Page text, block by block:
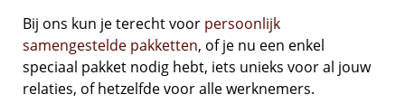
Bij ons kun je terecht voor persoonlijk
samengestelde pakketten, of je nu een enkel
speciaal pakket nodig hebt, iets unieks voor al jouw
relaties, of hetzelfde voor alle werknemers.